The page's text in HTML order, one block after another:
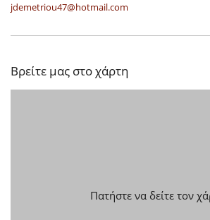
jdemetriou47@hotmail.com
Βρείτε μας στο χάρτη
Πατήστε να δείτε τον